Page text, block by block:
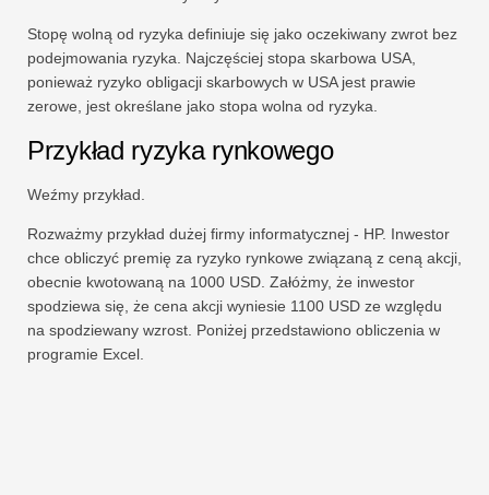
Stopę wolną od ryzyka definiuje się jako oczekiwany zwrot bez
podejmowania ryzyka. Najczęściej stopa skarbowa USA,
ponieważ ryzyko obligacji skarbowych w USA jest prawie
zerowe, jest określane jako stopa wolna od ryzyka.
Przykład ryzyka rynkowego
Weźmy przykład.
Rozważmy przykład dużej firmy informatycznej - HP. Inwestor
chce obliczyć premię za ryzyko rynkowe związaną z ceną akcji,
obecnie kwotowaną na 1000 USD. Załóżmy, że inwestor
spodziewa się, że cena akcji wyniesie 1100 USD ze względu
na spodziewany wzrost. Poniżej przedstawiono obliczenia w
programie Excel.